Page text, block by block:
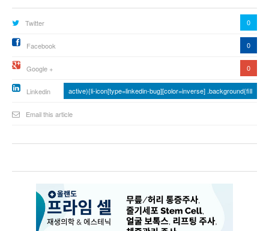
Twitter 0
Facebook 0
Google + 0
Linkedin active){li-icon[type=linkedin-bug][color=inverse] .background{fill
Email this article